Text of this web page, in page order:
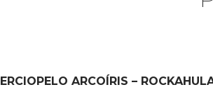
ARCOÍRIS –